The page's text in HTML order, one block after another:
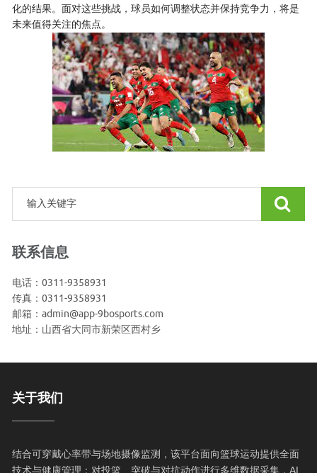
化的结果。面对这些挑战，球员如何调整状态并保持竞争力，将是
未来值得关注的焦点。
联系信息
电话：0311-9358931
传真：0311-9358931
邮箱：admin@app-9bosports.com
地址：山西省大同市新荣区西村乡
关于我们
结合可穿戴心率带与场地摄像监测，该平台面向篮球运动提供全面
技术与健康管理：对投篮、突破与对抗动作进行多维数据采集，AI